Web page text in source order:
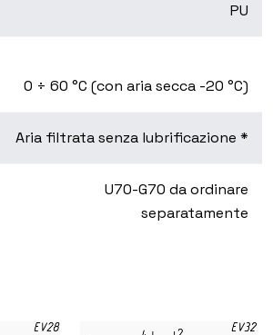
PU
0 ÷ 60 °C (con aria secca -20 °C)
Aria filtrata senza lubrificazione *
U70-G70 da ordinare
separatamente